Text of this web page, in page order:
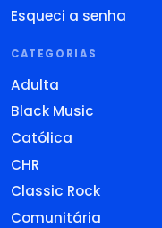
Esqueci a senha
CATEGORIAS
Adulta
Black Music
Católica
CHR
Classic Rock
Comunitária